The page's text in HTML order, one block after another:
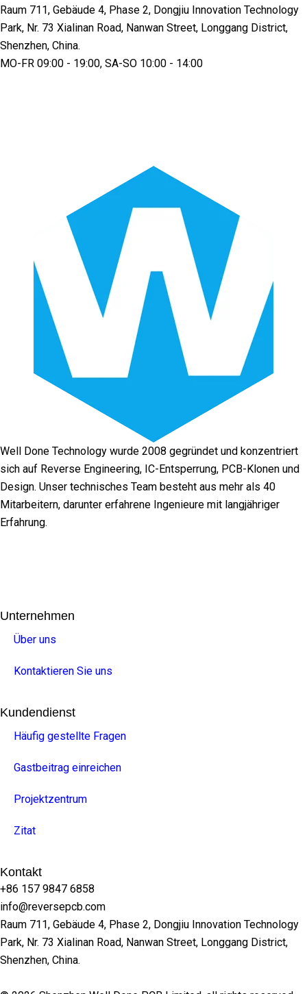
Raum 711, Gebäude 4, Phase 2, Dongjiu Innovation Technology
Park, Nr. 73 Xialinan Road, Nanwan Street, Longgang District,
Shenzhen, China.
MO-FR 09:00 - 19:00, SA-SO 10:00 - 14:00
Well Done Technology wurde 2008 gegründet und konzentriert
sich auf Reverse Engineering, IC-Entsperrung, PCB-Klonen und
Design. Unser technisches Team besteht aus mehr als 40
Mitarbeitern, darunter erfahrene Ingenieure mit langjähriger
Erfahrung.
Unternehmen
Über uns
Kontaktieren Sie uns
Kundendienst
Häufig gestellte Fragen
Gastbeitrag einreichen
Projektzentrum
Zitat
Kontakt
+86 157 9847 6858
info@reversepcb.com
Raum 711, Gebäude 4, Phase 2, Dongjiu Innovation Technology
Park, Nr. 73 Xialinan Road, Nanwan Street, Longgang District,
Shenzhen, China.